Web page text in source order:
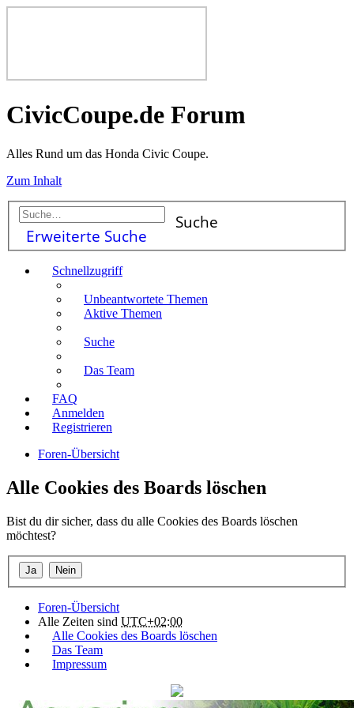
CivicCoupe.de Forum
Alles Rund um das Honda Civic Coupe.
Zum Inhalt
Suche
Erweiterte Suche
Schnellzugriff
Unbeantwortete Themen
Aktive Themen
Suche
Das Team
FAQ
Anmelden
Registrieren
Foren-Übersicht
Alle Cookies des Boards löschen
Bist du dir sicher, dass du alle Cookies des Boards löschen
möchtest?
Foren-Übersicht
Alle Zeiten sind UTC+02:00
Alle Cookies des Boards löschen
Das Team
Impressum